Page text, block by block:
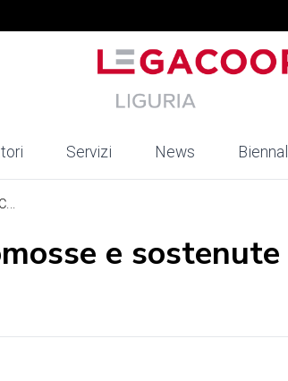
Servizi News
e sostenute